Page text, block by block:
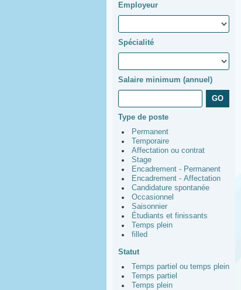
Employeur
Spécialité
Salaire minimum (annuel)
Type de poste
Permanent
Temporaire
Affectation ou contrat
Stage
Encadrement - Permanent
Encadrement - Affectation
Candidature spontanée
Occasionnel
Saisonnier
Étudiants et finissants
Temps plein
filled
Statut
Temps partiel ou temps plein
Temps partiel
Temps plein